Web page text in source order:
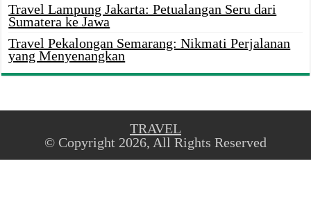
Travel Lampung Jakarta: Petualangan Seru dari
Sumatera ke Jawa
Travel Pekalongan Semarang: Nikmati Perjalanan
yang Menyenangkan
TRAVEL
© Copyright 2026, All Rights Reserved